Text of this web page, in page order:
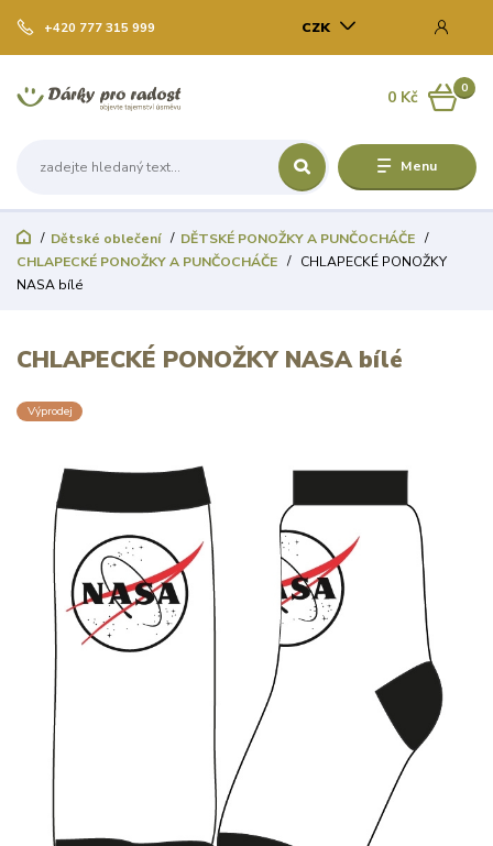
Menu
CZK
+420 777 315 999
0
0 Kč
Dětské oblečení
DĚTSKÉ PONOŽKY A PUNČOCHÁČE
CHLAPECKÉ PONOŽKY A PUNČOCHÁČE
CHLAPECKÉ PONOŽKY
NASA bílé
CHLAPECKÉ PONOŽKY NASA bílé
Výprodej